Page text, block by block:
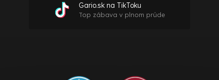
Gario.sk na TikToku
Top zábava v plnom prúde